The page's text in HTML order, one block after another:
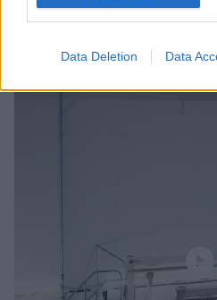
Data Deletion Data
ΤΑ ΠΙΟ